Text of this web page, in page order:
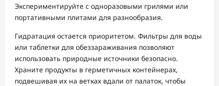
Экспериментируйте с одноразовыми грилями или
портативными плитами для разнообразия.
Гидратация остается приоритетом. Фильтры для воды
или таблетки для обеззараживания позволяют
использовать природные источники безопасно.
Храните продукты в герметичных контейнерах,
подвешивая их на ветках вдали от палаток, чтобы